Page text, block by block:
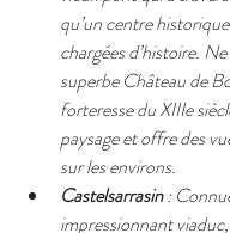
qu’un centre
chargées d’histoire.
superbe Château de
forteresse du XIIIe
paysage et offre des
sur les environs.
Castelsarrasin :
impressionnant